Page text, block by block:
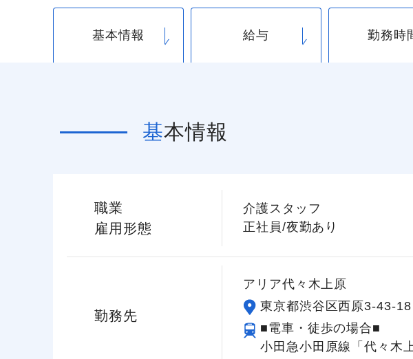
基本情報 給与 勤務時
基本情報
職業
雇用形態
介護スタッフ
正社員/夜勤あり
勤務先
アリア代々木上原
東京都渋谷区西原3-43-18
■電車・徒歩の場合■
小田急小田原線「代々木